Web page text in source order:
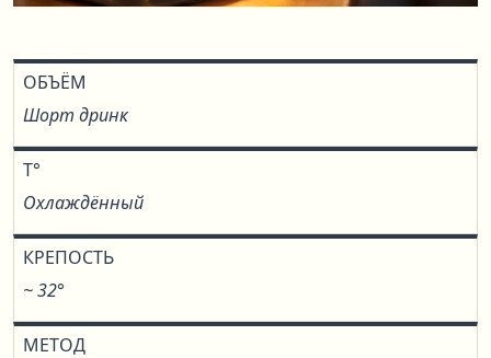
ОБЪЁМ
Шорт дринк
T°
Охлаждённый
КРЕПОСТЬ
~ 32°
МЕТОД